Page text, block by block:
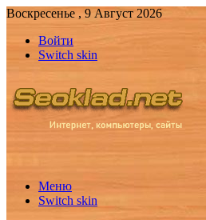
Воскресенье , 9 Август 2026
Войти
Switch skin
Меню
Switch skin